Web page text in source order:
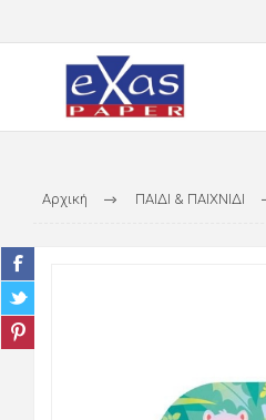
Αρχική ΠΑΙΔΙ & ΠΑΙΧΝΙΔΙ